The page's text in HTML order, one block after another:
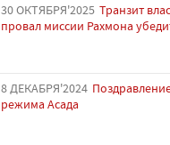
30 ОКТЯБРЯ'2025 Транзит
провал миссии Рахмона
8 ДЕКАБРЯ'2024
режима Асада